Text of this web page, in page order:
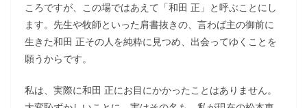
ころですが、この場ではあえて「和田 正」と呼ぶことにし
ます。先生や牧師といった肩書抜きの、言わば主の御前に
生きた和田 正その人を純粋に見つめ、出会ってゆくことを
願うからです。
私は、実際に和田 正にお目にかかったことはありません。